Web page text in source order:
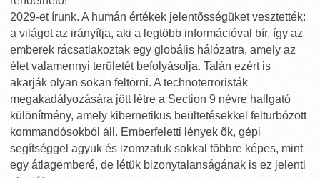
2029-et írunk. A humán értékek jelentõsségüket vesztették:
a világot az irányítja, aki a legtöbb információval bír, így az
emberek rácsatlakoztak egy globális hálózatra, amely az
élet valamennyi területét befolyásolja. Talán ezért is
akarják olyan sokan feltörni. A technoterroristák
megakadályozására jött létre a Section 9 névre hallgató
különítmény, amely kibernetikus beültetésekkel felturbózott
kommandósokból áll. Emberfeletti lények õk, gépi
segítséggel agyuk és izomzatuk sokkal többre képes, mint
egy átlagemberé, de létük bizonytalanságának is ez jelenti